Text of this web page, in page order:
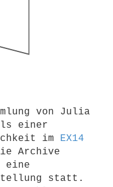
von Julia
einer
im EX14
Archive
eine
statt.